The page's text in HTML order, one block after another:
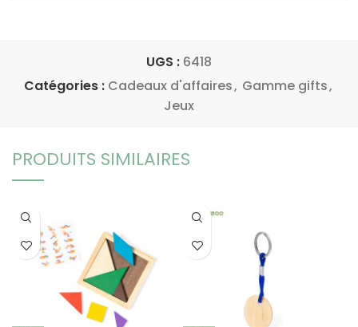
UGS : 6418
Catégories : Cadeaux d'affaires, Gamme gifts,
Jeux
PRODUITS SIMILAIRES